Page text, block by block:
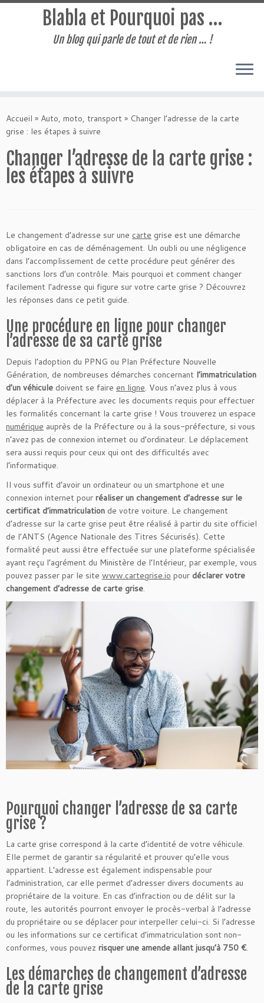
au
contenu
Blabla et Pourquoi pas …
Un blog qui parle de tout et de rien … !
Accueil » Auto, moto, transport » Changer l’adresse de la carte
grise : les étapes à suivre
Changer l’adresse de la carte grise :
les étapes à suivre
Le changement d’adresse sur une carte grise est une démarche
obligatoire en cas de déménagement. Un oubli ou une négligence
dans l’accomplissement de cette procédure peut générer des
sanctions lors d’un contrôle. Mais pourquoi et comment changer
facilement l’adresse qui figure sur votre carte grise ? Découvrez
les réponses dans ce petit guide.
Une procédure en ligne pour changer
l’adresse de sa carte grise
Depuis l’adoption du PPNG ou Plan Préfecture Nouvelle
Génération, de nombreuses démarches concernant l’immatriculation
d’un véhicule doivent se faire en ligne. Vous n’avez plus à vous
déplacer à la Préfecture avec les documents requis pour effectuer
les formalités concernant la carte grise ! Vous trouverez un espace
numérique auprès de la Préfecture ou à la sous-préfecture, si vous
n’avez pas de connexion internet ou d’ordinateur. Le déplacement
sera aussi requis pour ceux qui ont des difficultés avec
l’informatique.
Il vous suffit d’avoir un ordinateur ou un smartphone et une
connexion internet pour réaliser un changement d’adresse sur le
certificat d’immatriculation de votre voiture. Le changement
d’adresse sur la carte grise peut être réalisé à partir du site officiel
de l’ANTS (Agence Nationale des Titres Sécurisés). Cette
formalité peut aussi être effectuée sur une plateforme spécialisée
ayant reçu l’agrément du Ministère de l’Intérieur, par exemple, vous
pouvez passer par le site www.cartegrise.io pour déclarer votre
changement d’adresse de carte grise.
Pourquoi changer l’adresse de sa carte
grise ?
La carte grise correspond à la carte d’identité de votre véhicule.
Elle permet de garantir sa régularité et prouver qu’elle vous
appartient. L’adresse est également indispensable pour
l’administration, car elle permet d’adresser divers documents au
propriétaire de la voiture. En cas d’infraction ou de délit sur la
route, les autorités pourront envoyer le procès-verbal à l’adresse
du propriétaire ou se déplacer pour interpeller celui-ci. Si l’adresse
ou les informations sur ce certificat d’immatriculation sont non-
conformes, vous pouvez risquer une amende allant jusqu’à 750 €.
Les démarches de changement d’adresse
de la carte grise